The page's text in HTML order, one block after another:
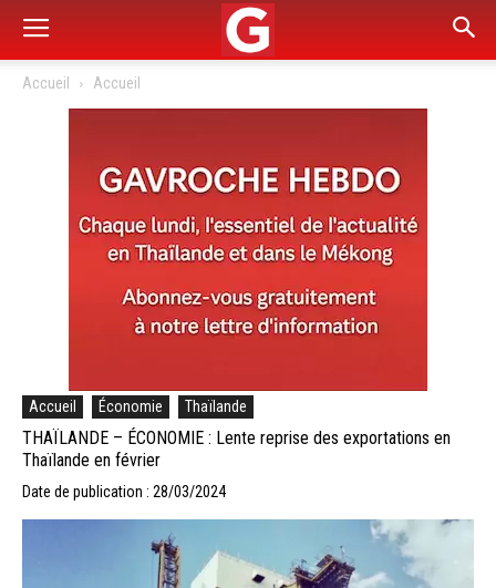
Accueil Accueil
Accueil Économie Thaïlande
THAÏLANDE – ÉCONOMIE : Lente reprise des exportations en
Thaïlande en février
Date de publication : 28/03/2024